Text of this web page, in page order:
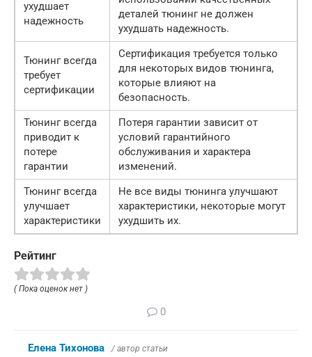
ухудшает
надежность
деталей тюнинг не должен
ухудшать надежность.
Тюнинг всегда
требует
сертификации
Сертификация требуется только
для некоторых видов тюнинга,
которые влияют на
безопасность.
Тюнинг всегда
приводит к
потере
гарантии
Потеря гарантии зависит от
условий гарантийного
обслуживания и характера
изменений.
Тюнинг всегда
улучшает
характеристики
Не все виды тюнинга улучшают
характеристики, некоторые могут
ухудшить их.
Рейтинг
( Пока оценок нет )
0
Елена Тихонова / автор статьи